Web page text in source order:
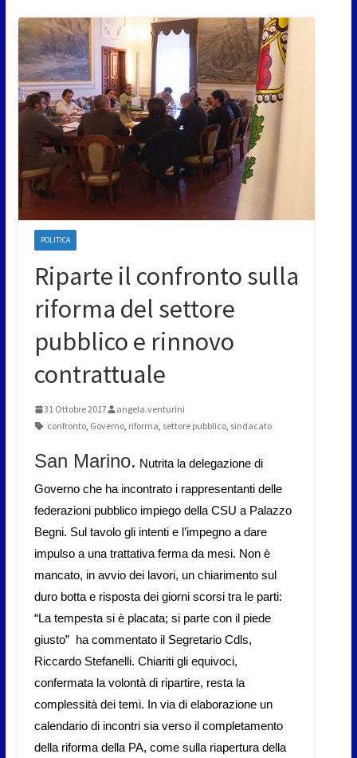
POLITICA
Riparte il confronto sulla
riforma del settore
pubblico e rinnovo
contrattuale
31 Ottobre 2017
angela.venturini
confronto, Governo, riforma, settore pubblico, sindacato
San Marino. Nutrita la delegazione di
Governo che ha incontrato i rappresentanti delle
federazioni pubblico impiego della CSU a Palazzo
Begni. Sul tavolo gli intenti e l’impegno a dare
impulso a una trattativa ferma da mesi. Non è
mancato, in avvio dei lavori, un chiarimento sul
duro botta e risposta dei giorni scorsi tra le parti:
“La tempesta si è placata; si parte con il piede
giusto” ha commentato il Segretario Cdls,
Riccardo Stefanelli. Chiariti gli equivoci,
confermata la volontà di ripartire, resta la
complessità dei temi. In via di elaborazione un
calendario di incontri sia verso il completamento
della riforma della PA, come sulla riapertura della